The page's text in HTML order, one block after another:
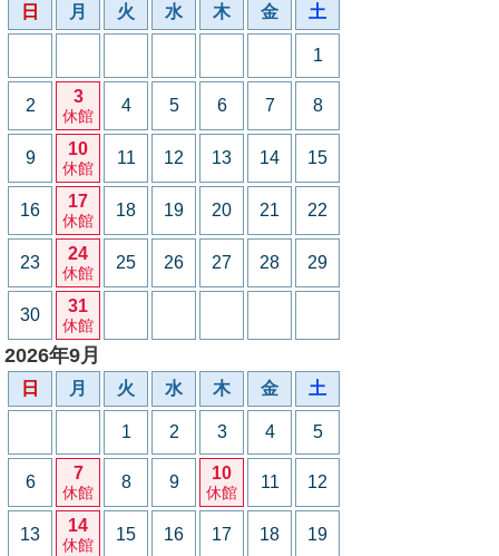
日 月 火 水 木 金 土
1
2 3
休館
4 5 6 7 8
9 10
休館
11 12 13 14 15
16 17
休館
18 19 20 21 22
23 24
休館
25 26 27 28 29
30 31
休館
2026年9月
日 月 火 水 木 金 土
1 2 3 4 5
6 7
休館
8 9 10
休館
11 12
13 14
休館
15 16 17 18 19